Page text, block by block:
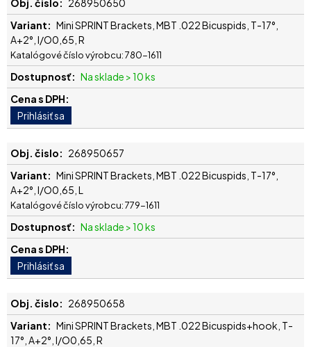
268950650
Mini SPRINT Brackets, MBT .022 Bicuspids, T-17°,
A+2°, I/O0,65, R
Katalógové číslo výrobcu: 780-1611
Na sklade > 10 ks
268950657
Mini SPRINT Brackets, MBT .022 Bicuspids, T-17°,
A+2°, I/O0,65, L
Katalógové číslo výrobcu: 779-1611
Na sklade > 10 ks
268950658
Mini SPRINT Brackets, MBT .022 Bicuspids+hook, T-
17°, A+2°, I/O0,65, R